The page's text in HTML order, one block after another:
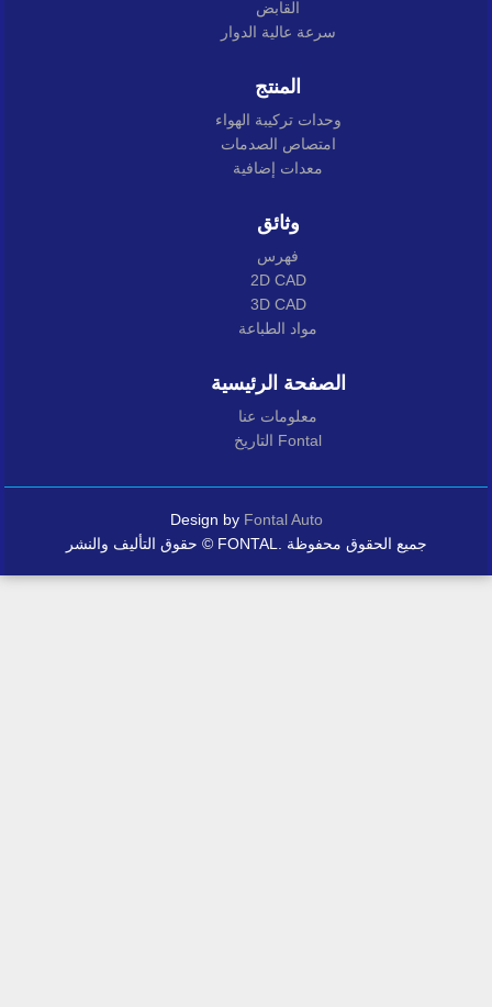
القابض
سرعة عالية الدوار
المنتج
وحدات تركيبة الهواء
امتصاص الصدمات
معدات إضافية
وثائق
فهرس
2D CAD
3D CAD
مواد الطباعة
الصفحة الرئيسية
معلومات عنا
التاريخ Fontal
Design by Fontal Auto
حقوق التأليف والنشر © FONTAL. جميع الحقوق محفوظة